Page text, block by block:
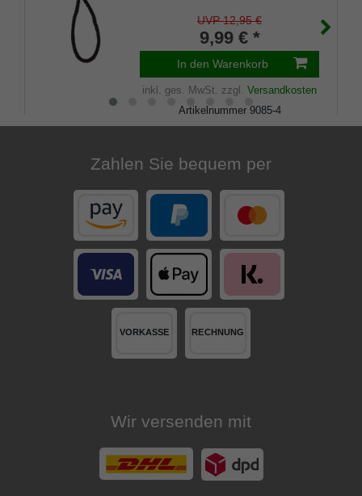
UVP 12,95 €
9,99 € *
In den Warenkorb
inkl. ges. MwSt. zzgl. Versandkosten
Artikelnummer 9085-4
Merkliste
Zahlen Sie bequem per
Wir versenden mit